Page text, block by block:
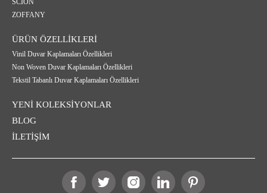
SCION
ZOFFANY
ÜRÜN ÖZELLİKLERİ
Vinil Duvar Kaplamaları Özellikleri
Non Woven Duvar Kaplamaları Özellikleri
Tekstil Tabanlı Duvar Kaplamaları Özellikleri
YENİ KOLEKSİYONLAR
BLOG
İLETİŞİM